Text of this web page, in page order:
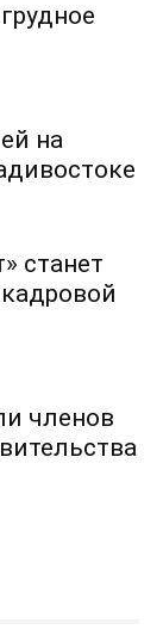
на
станет
членов